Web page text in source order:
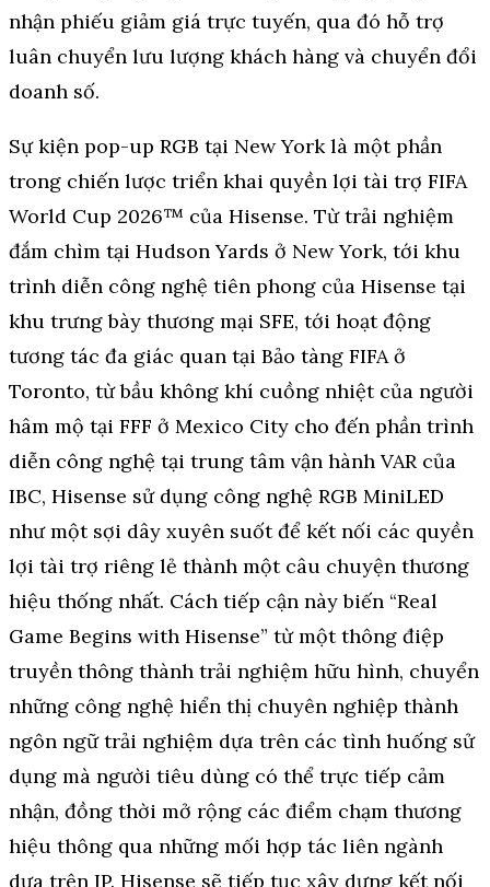
nhận phiếu giảm giá trực tuyến, qua đó hỗ trợ
luân chuyển lưu lượng khách hàng và chuyển đổi
doanh số.
Sự kiện pop-up RGB tại New York là một phần
trong chiến lược triển khai quyền lợi tài trợ FIFA
World Cup 2026™ của Hisense. Từ trải nghiệm
đắm chìm tại Hudson Yards ở New York, tới khu
trình diễn công nghệ tiên phong của Hisense tại
khu trưng bày thương mại SFE, tới hoạt động
tương tác đa giác quan tại Bảo tàng FIFA ở
Toronto, từ bầu không khí cuồng nhiệt của người
hâm mộ tại FFF ở Mexico City cho đến phần trình
diễn công nghệ tại trung tâm vận hành VAR của
IBC, Hisense sử dụng công nghệ RGB MiniLED
như một sợi dây xuyên suốt để kết nối các quyền
lợi tài trợ riêng lẻ thành một câu chuyện thương
hiệu thống nhất. Cách tiếp cận này biến “Real
Game Begins with Hisense” từ một thông điệp
truyền thông thành trải nghiệm hữu hình, chuyển
những công nghệ hiển thị chuyên nghiệp thành
ngôn ngữ trải nghiệm dựa trên các tình huống sử
dụng mà người tiêu dùng có thể trực tiếp cảm
nhận, đồng thời mở rộng các điểm chạm thương
hiệu thông qua những mối hợp tác liên ngành
dựa trên IP. Hisense sẽ tiếp tục xây dựng kết nối